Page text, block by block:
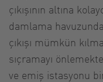
çıkışının altına
damlama
çıkışı mümkün
sıçramayı
ve emiş istasyonu